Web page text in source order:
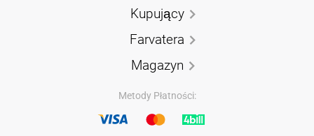
Kupujący
Farvatera
Magazyn
Metody Płatności: